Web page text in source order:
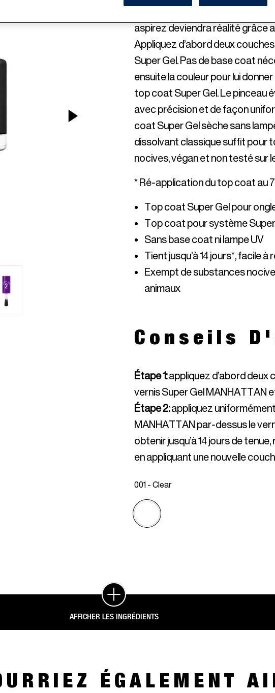
UV ni de vous fatiguer à enlever
aspirez deviendra réalité grâce
Appliquez d’abord deux
Super Gel. Pas de base coat
ensuite la couleur pour lui
top coat Super Gel. Le pinceau
avec précision et de façon
coat Super Gel sèche sans lampe
dissolvant classique suffit pour
Exempt de substances
animaux
Conseils
Étape 1:appliquez d’abord
vernis Super Gel MANHATTAN
Étape 2:appliquez
MANHATTAN par-dessus le
obtenir jusqu’à 14 jours de
en appliquant une nouvelle
001 - Clear
AFFICHER LES INGRÉDIENTS
ÉGALEMENT